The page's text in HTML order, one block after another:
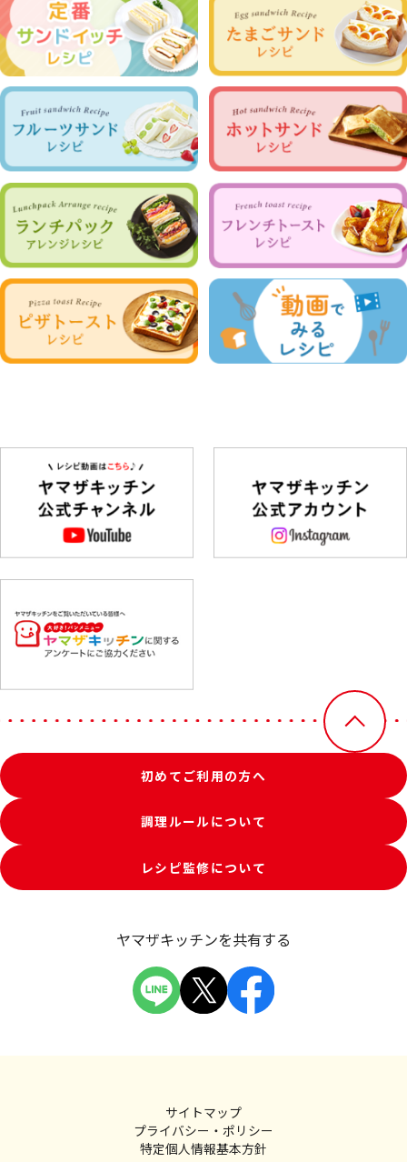
初めてご利用の方へ
調理ルールについて
レシピ監修について
ヤマザキッチンを共有する
サイトマップ
プライバシー・ポリシー
特定個人情報基本方針